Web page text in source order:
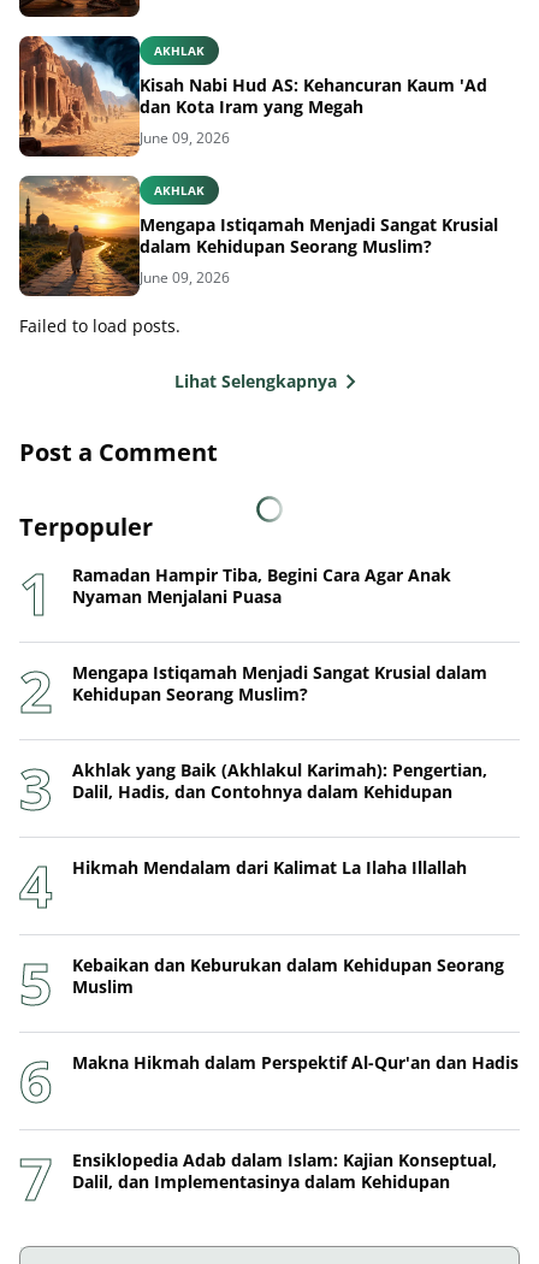
AKHLAK
Kisah Nabi Hud AS: Kehancuran Kaum 'Ad
dan Kota Iram yang Megah
June 09, 2026
AKHLAK
Mengapa Istiqamah Menjadi Sangat Krusial
dalam Kehidupan Seorang Muslim?
June 09, 2026
Failed to load posts.
Lihat Selengkapnya
Post a Comment
Terpopuler
Ramadan Hampir Tiba, Begini Cara Agar Anak
Nyaman Menjalani Puasa
Mengapa Istiqamah Menjadi Sangat Krusial dalam
Kehidupan Seorang Muslim?
Akhlak yang Baik (Akhlakul Karimah): Pengertian,
Dalil, Hadis, dan Contohnya dalam Kehidupan
Hikmah Mendalam dari Kalimat La Ilaha Illallah
Kebaikan dan Keburukan dalam Kehidupan Seorang
Muslim
Makna Hikmah dalam Perspektif Al-Qur'an dan Hadis
Ensiklopedia Adab dalam Islam: Kajian Konseptual,
Dalil, dan Implementasinya dalam Kehidupan